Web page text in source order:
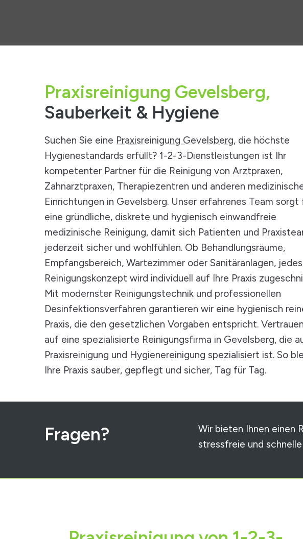
Praxisreinigung Gevelsberg,
Sauberkeit & Hygiene
Suchen Sie eine Praxisreinigung Gevelsberg, die höchste
Hygienestandards erfüllt? 1-2-3-Dienstleistungen ist Ihr
kompetenter Partner für die Reinigung von Arztpraxen,
Zahnarztpraxen, Therapiezentren und anderen
Einrichtungen in Gevelsberg. Unser erfahrenes Team sorgt
eine gründliche, diskrete und hygienisch einwandfreie
medizinische Reinigung, damit sich Patienten und
jederzeit sicher und wohlfühlen. Ob Behandlungsräume,
Empfangsbereich, Wartezimmer oder Sanitäranlagen, jedes
Reinigungskonzept wird individuell auf Ihre Praxis
Mit modernster Reinigungstechnik und professionellen
Desinfektionsverfahren garantieren wir eine hygienisch
Praxis, die den gesetzlichen Vorgaben entspricht.
auf eine spezialisierte Reinigungsfirma in Gevelsberg, die
Praxisreinigung und Hygienereinigung spezialisiert ist. So
Ihre Praxis sauber, gepflegt und sicher, Tag für Tag.
Fragen?
Wir bieten Ihnen einen
stressfreie und